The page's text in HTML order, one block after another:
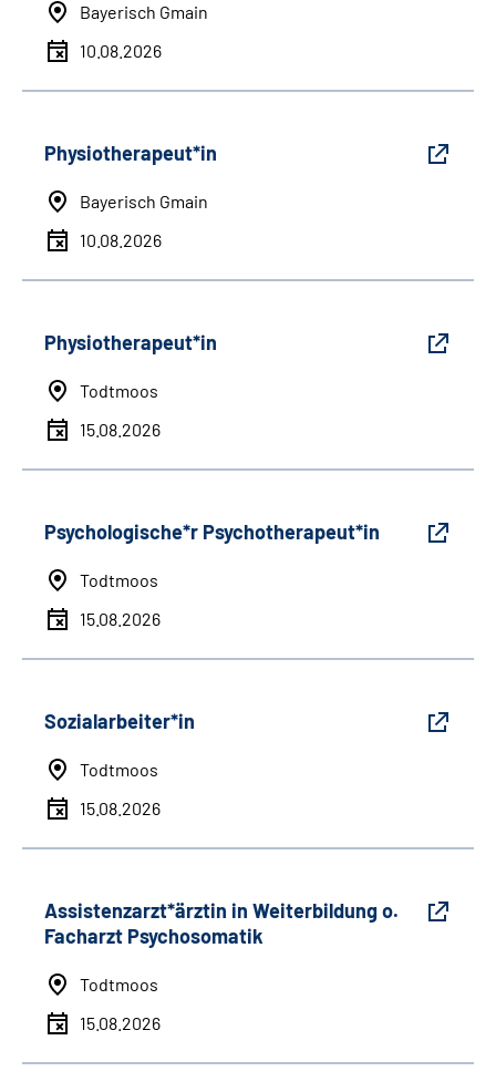
Bayerisch Gmain
10.08.2026
Physiotherapeut*in
Bayerisch Gmain
10.08.2026
Physiotherapeut*in
Todtmoos
15.08.2026
Psychologische*r Psychotherapeut*in
Todtmoos
15.08.2026
Sozialarbeiter*in
Todtmoos
15.08.2026
Assistenzarzt*ärztin in Weiterbildung o.
Facharzt Psychosomatik
Todtmoos
15.08.2026